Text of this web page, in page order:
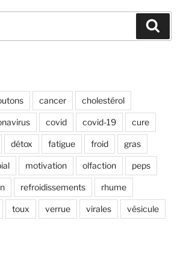
cancer cholestérol
covid covid-19 cure
détox fatigue froid gras
motivation olfaction peps
refroidissements rhume
toux verrue virales vésicule